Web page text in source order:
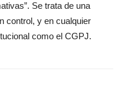
Se trata de una
control, y en cualquier
como el CGPJ.